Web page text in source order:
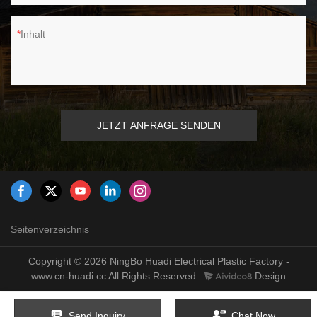
Inhalt
JETZT ANFRAGE SENDEN
Seitenverzeichnis
Copyright © 2026 NingBo Huadi Electrical Plastic Factory -
www.cn-huadi.cc All Rights Reserved.
Design